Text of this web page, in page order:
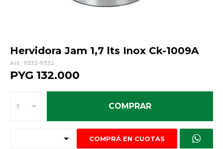
Hervidora Jam 1,7 lts Inox Ck-1009A
9332-9332
PYG 132.000
1 COMPRAR
COMPRÁ EN CUOTAS